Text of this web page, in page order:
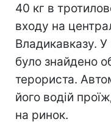
40 кг в
входу на
Владикавказу.
було знайдено
терориста.
його водій
на ринок.